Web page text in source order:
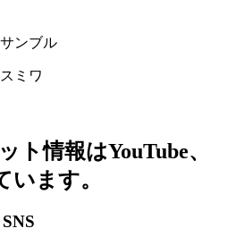
ンブル
ミワ
ト情報はYouTube、
います。